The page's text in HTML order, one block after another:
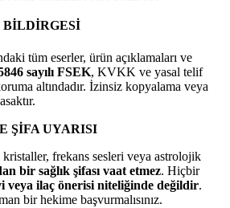
tüm eserler, ürün açıklamaları ve
sayılı FSEK, KVKK ve yasal telif
altındadır. İzinsiz kopyalama veya
ŞİFA UYARISI
frekans sesleri veya astrolojik
bir sağlık şifası vaat etmez. Hiçbir
veya ilaç önerisi niteliğinde değildir.
bir hekime başvurmalısınız.